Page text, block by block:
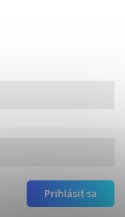
Prihlásiť sa